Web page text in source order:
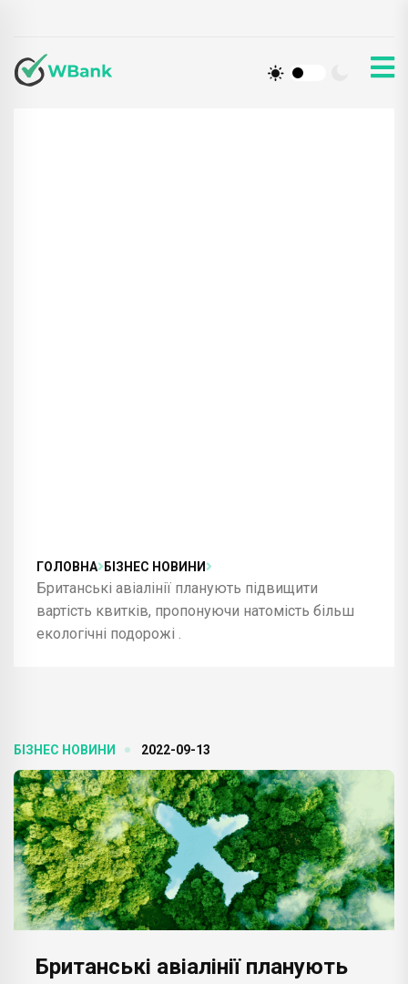
ГОЛОВНА БІЗНЕС НОВИНИ
Британські авіалінії планують підвищити
вартість квитків, пропонуючи натомість більш
екологічні подорожі .
БІЗНЕС НОВИНИ 2022-09-13
Британські авіалінії планують